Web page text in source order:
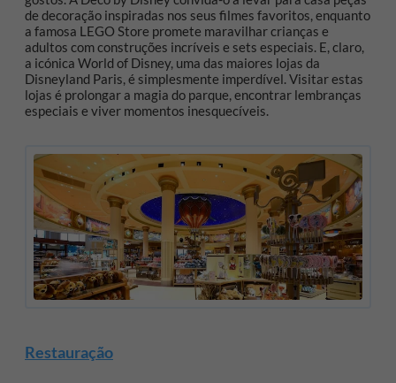
de decoração inspiradas nos seus filmes favoritos, enquanto
a famosa LEGO Store promete maravilhar crianças e
adultos com construções incríveis e sets especiais. E, claro,
a icónica World of Disney, uma das maiores lojas da
Disneyland Paris, é simplesmente imperdível. Visitar estas
lojas é prolongar a magia do parque, encontrar lembranças
especiais e viver momentos inesquecíveis.
Restauração